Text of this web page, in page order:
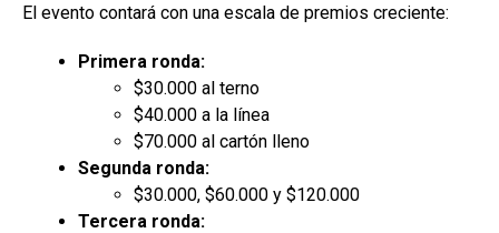
El evento contará con una escala de premios creciente:
Primera ronda:
$30.000 al terno
$40.000 a la línea
$70.000 al cartón lleno
Segunda ronda:
$30.000, $60.000 y $120.000
Tercera ronda: